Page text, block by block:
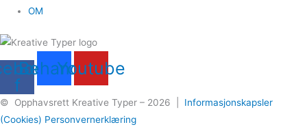
OM
f
BehanceYoutube
© Opphavsrett Kreative Typer – 2026 | Informasjonskapsler
(Cookies) Personvernerklæring